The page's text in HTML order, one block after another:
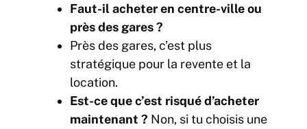
Faut-il acheter en centre-ville ou
près des gares ?
Près des gares, c’est plus
stratégique pour la revente et la
location.
Est-ce que c’est risqué d’acheter
maintenant ? Non, si tu choisis une